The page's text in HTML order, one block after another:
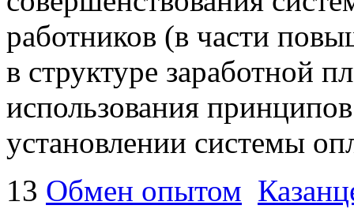
работников (в части
в структуре заработной
использования
установлении системы
13 Обмен опытом